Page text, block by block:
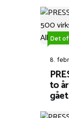
Det
8.
to